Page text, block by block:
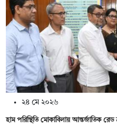
২৪ মে ২০২৬
হাম পরিস্থিতি মোকাবিলায় আন্তর্জাতিক রেড